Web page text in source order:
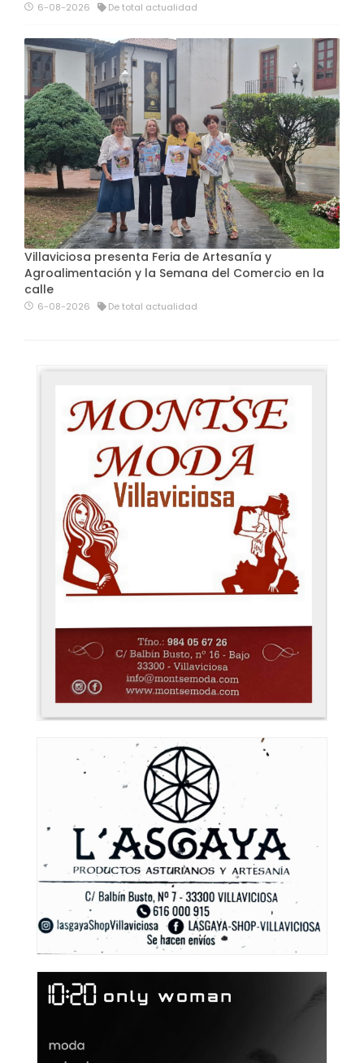
6-08-2026 De total actualidad
Villaviciosa presenta Feria de Artesanía y
Agroalimentación y la Semana del Comercio en la
calle
6-08-2026 De total actualidad